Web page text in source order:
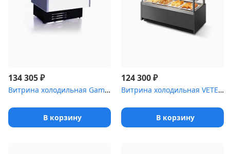
134 305₽
Витрина холодильная Gamma Quadro 1500 LED [(RAL9016/7016)]
В корзину
124 300₽
Витрина холодильная VETE KUB 90
В корзину